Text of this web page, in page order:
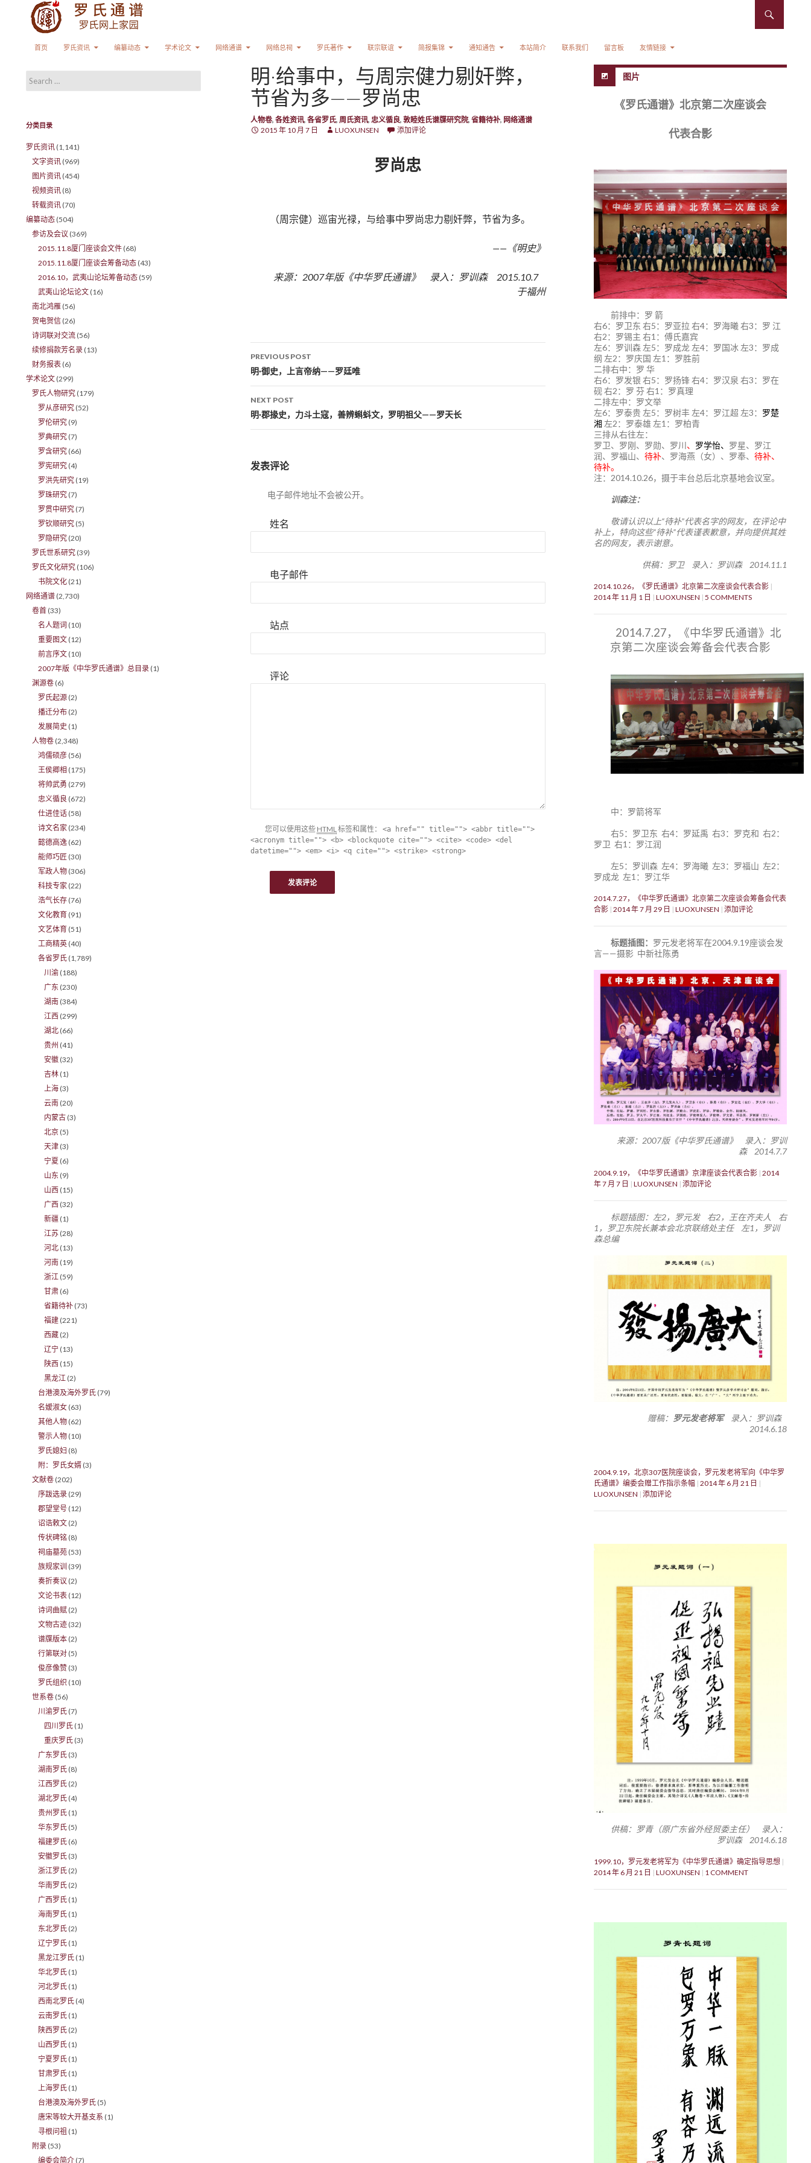
首页
罗氏资讯 编纂动态 学术论文 网络通谱 网络总祠 罗氏著作 联宗联谊 简报集锦 通知通告 本站简介 联系我们 留言板 友情链接
明·给事中，与周宗健力剔奸弊，
节省为多——罗尚忠
人物卷, 各姓资讯, 各省罗氏, 周氏资讯, 忠义循良, 敦睦姓氏谱牒研究院, 省籍待补, 网络通谱
2015 年 10 月 7 日
LUOXUNSEN 添加评论
罗尚忠
（周宗健）巡宙光禄，与给事中罗尚忠力剔奸弊，节省为多。
——《明史》
来源：2007年版《中华罗氏通谱》 录入：罗训森 2015.10.7
于福州
Post navigation
PREVIOUS POST
明·御史，上言帝纳——罗廷唯
NEXT POST
明·郡掾史，力斗土寇，善辨蝌蚪文，罗明祖父——罗天长
发表评论
电子邮件地址不会被公开。
姓名
电子邮件
站点
评论
您可以使用这些 HTML标签和属性： <a href="" title=""> <abbr title="">
<acronym title=""> <b> <blockquote cite=""> <cite> <code> <del
datetime=""> <em> <i> <q cite=""> <strike> <strong>
图片
《罗氏通谱》北京第二次座谈会
代表合影
前排中：罗 箭
右6：罗卫东 右5：罗亚拉 右4：罗海曦 右3：罗 江
右2：罗锡主 右1：傅氏嘉宾
左6：罗训森 左5：罗成龙 左4：罗国冰 左3：罗成
纲 左2：罗庆国 左1：罗胜前
二排右中：罗 华
右6：罗发银 右5：罗扬锋 右4：罗汉泉 右3：罗在
砚 右2：罗 芬 右1：罗真理
二排左中：罗文举
左6：罗泰贵 左5：罗树丰 左4：罗江超 左3： 罗楚
湘 左2：罗泰雄 左1：罗柏青
三排从右往左：
罗卫、罗刚、罗勋、罗川、 罗学怡、 罗星、罗江
润、罗福山、 待补、罗海燕（女）、罗奉、 待补、
待补。
注：2014.10.26，摄于丰台总后北京基地会议室。
训森注：
敬请认识以上“待补”代表名字的网友，在评论中
补上，特向这些“待补”代表谨表歉意，并向提供其姓
名的网友，表示谢意。
供稿：罗卫 录入：罗训森 2014.11.1
2014.10.26，《罗氏通谱》北京第二次座谈会代表合影
2014 年 11 月 1 日
LUOXUNSEN 5 COMMENTS
2014.7.27，《中华罗氏通谱》北
京第二次座谈会筹备会代表合影
中：罗箭将军
右5：罗卫东 右4：罗延禹 右3：罗克和 右2：
罗卫 右1：罗江润
左5：罗训森 左4：罗海曦 左3：罗福山 左2：
罗成龙 左1：罗江华
2014.7.27，《中华罗氏通谱》北京第二次座谈会筹备会代表
合影 2014 年 7 月 29 日 LUOXUNSEN 添加评论
标题插图： 罗元发老将军在2004.9.19座谈会发
言——摄影 中新社陈勇
来源：2007版《中华罗氏通谱》 录入：罗训
森 2014.7.7
2004.9.19，《中华罗氏通谱》京津座谈会代表合影 2014
年 7 月 7 日
LUOXUNSEN 添加评论
标题插图：左2，罗元发 右2，王在齐夫人 右
1，罗卫东院长兼本会北京联络处主任 左1，罗训
森总编
赠稿： 罗元发老将军录入：罗训森
2014.6.18
2004.9.19，北京307医院座谈会，罗元发老将军向《中华罗
氏通谱》编委会赠工作指示条幅 2014 年 6 月 21 日
LUOXUNSEN 添加评论
供稿：罗青（原广东省外经贸委主任） 录入：
罗训森 2014.6.18
1999.10，罗元发老将军为《中华罗氏通谱》确定指导思想
2014 年 6 月 21 日
LUOXUNSEN 1 COMMENT
Search for:
分类目录
罗氏资讯 (1,141)
文字资讯 (969)
图片资讯 (454)
视频资讯 (8)
转载资讯 (70)
编纂动态 (504)
参访及会议 (369)
2015.11.8厦门座谈会文件 (68)
2015.11.8厦门座谈会筹备动态 (43)
2016.10，武夷山论坛筹备动态 (59)
武夷山论坛论文 (16)
南北鸿雁 (56)
贺电贺信 (26)
诗词联对交流 (56)
续修捐款芳名录 (13)
财务报表 (6)
学术论文 (299)
罗氏人物研究 (179)
罗从彦研究 (52)
罗伦研究 (9)
罗典研究 (7)
罗含研究 (66)
罗宪研究 (4)
罗洪先研究 (19)
罗珠研究 (7)
罗贯中研究 (7)
罗钦顺研究 (5)
罗隐研究 (20)
罗氏世系研究 (39)
罗氏文化研究 (106)
书院文化 (21)
网络通谱 (2,730)
卷首 (33)
名人题词 (10)
重要图文 (12)
前言序文 (10)
2007年版《中华罗氏通谱》总目录 (1)
渊源卷 (6)
罗氏起源 (2)
播迁分布 (2)
发展简史 (1)
人物卷 (2,348)
鸿儒硕彦 (56)
王侯卿相 (175)
将帅武勇 (279)
忠义循良 (672)
仕进佳话 (58)
诗文名家 (234)
懿德高逸 (62)
能师巧匠 (30)
军政人物 (306)
科技专家 (22)
浩气长存 (76)
文化教育 (91)
文艺体育 (51)
工商精英 (40)
各省罗氏 (1,789)
川渝 (188)
广东 (230)
湖南 (384)
江西 (299)
湖北 (66)
贵州 (41)
安徽 (32)
吉林 (1)
上海 (3)
云南 (20)
内蒙古 (3)
北京 (5)
天津 (3)
宁夏 (6)
山东 (9)
山西 (15)
广西 (32)
新疆 (1)
江苏 (28)
河北 (13)
河南 (19)
浙江 (59)
甘肃 (6)
省籍待补 (73)
福建 (221)
西藏 (2)
辽宁 (13)
陕西 (15)
黑龙江 (2)
台港澳及海外罗氏 (79)
名嫒淑女 (63)
其他人物 (62)
警示人物 (10)
罗氏媳妇 (8)
附：罗氏女婿 (3)
文献卷 (202)
序跋选录 (29)
郡望堂号 (12)
诏诰敕文 (2)
传状碑铭 (8)
祠庙墓苑 (53)
族规家训 (39)
奏折奏议 (2)
文论书表 (12)
诗词曲赋 (2)
文物古迹 (32)
谱牒版本 (2)
行第联对 (5)
俊彦像赞 (3)
罗氏组织 (10)
世系卷 (56)
川渝罗氏 (7)
四川罗氏 (1)
重庆罗氏 (3)
广东罗氏 (3)
湖南罗氏 (8)
江西罗氏 (2)
湖北罗氏 (4)
贵州罗氏 (1)
华东罗氏 (5)
福建罗氏 (6)
安徽罗氏 (3)
浙江罗氏 (2)
华南罗氏 (2)
广西罗氏 (1)
海南罗氏 (1)
东北罗氏 (2)
辽宁罗氏 (1)
黑龙江罗氏 (1)
华北罗氏 (1)
河北罗氏 (1)
西南北罗氏 (4)
云南罗氏 (1)
陕西罗氏 (2)
山西罗氏 (1)
宁夏罗氏 (1)
甘肃罗氏 (1)
上海罗氏 (1)
台港澳及海外罗氏 (5)
唐宋等较大开基支系 (1)
寻根问祖 (1)
附录 (53)
编委会简介 (7)